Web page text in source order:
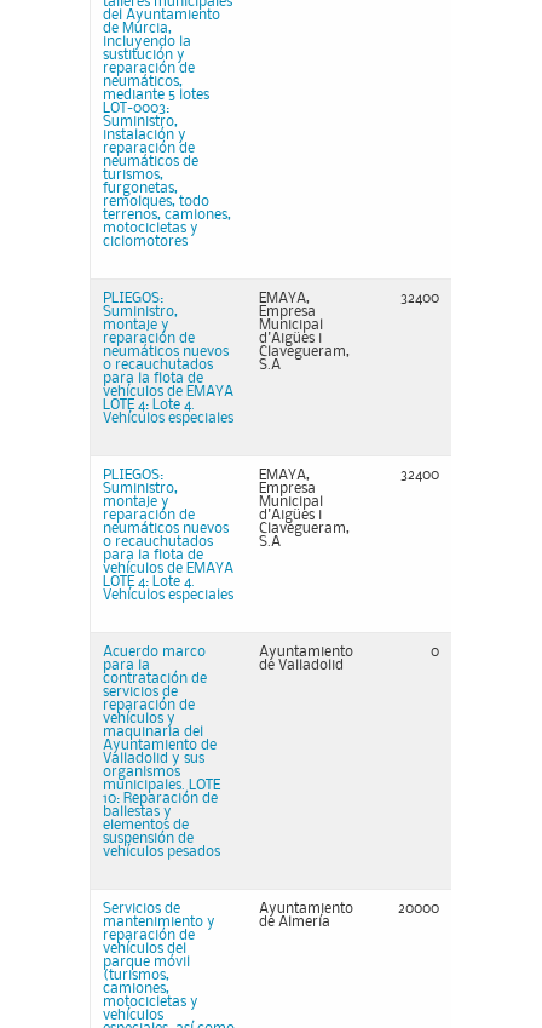
del Ayuntamiento
de Murcia,
incluyendo la
sustitución y
reparación de
neumáticos,
mediante 5 lotes
LOT-0003:
Suministro,
instalación y
reparación de
neumáticos de
turismos,
furgonetas,
remolques, todo
terrenos, camiones,
motocicletas y
ciclomotores
PLIEGOS:
Suministro,
montaje y
reparación de
neumáticos nuevos
o recauchutados
para la flota de
vehículos de EMAYA
LOTE 4: Lote 4.
Vehículos especiales
EMAYA,
Empresa
Municipal
d'Aigües i
Clavegueram,
S.A
32400
PLIEGOS:
Suministro,
montaje y
reparación de
neumáticos nuevos
o recauchutados
para la flota de
vehículos de EMAYA
LOTE 4: Lote 4.
Vehículos especiales
EMAYA,
Empresa
Municipal
d'Aigües i
Clavegueram,
S.A
32400
Acuerdo marco
para la
contratación de
servicios de
reparación de
vehículos y
maquinaria del
Ayuntamiento de
Valladolid y sus
organismos
municipales. LOTE
10: Reparación de
ballestas y
elementos de
suspensión de
vehículos pesados
Ayuntamiento
de Valladolid
0
Servicios de
mantenimiento y
reparación de
vehículos del
parque móvil
(turismos,
camiones,
motocicletas y
vehículos
Ayuntamiento
de Almería
20000